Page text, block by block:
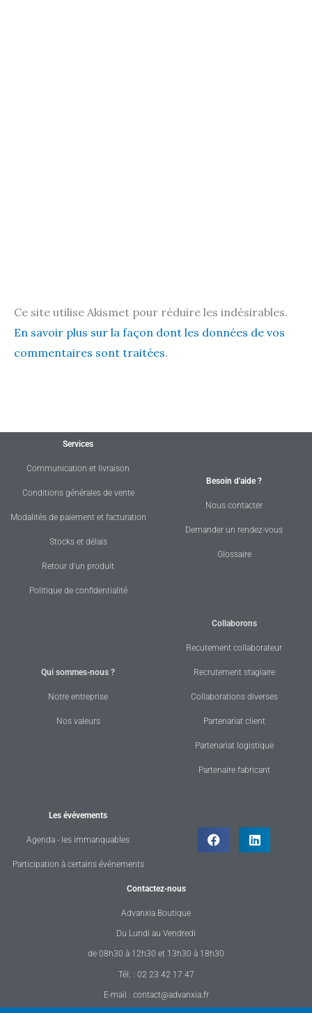
Ce site utilise Akismet pour réduire les indésirables.
En savoir plus sur la façon dont les données de vos
commentaires sont traitées.
Services
Communication et livraison
Conditions générales de vente
Modalités de paiement et facturation
Stocks et délais
Retour d'un produit
Politique de confidentialité
Besoin d'aide ?
Nous contacter
Demander un rendez-vous
Glossaire
Qui sommes-nous ?
Notre entreprise
Nos valeurs
Collaborons
Recutement collaborateur
Recrutement stagiaire
Collaborations diverses
Partenariat client
Partenariat logistique
Partenaire fabricant
Les évévements
Agenda - les immanquables
Participation à certains événements
Contactez-nous
Advanxia Boutique
Du Lundi au Vendredi
de 08h30 à 12h30 et 13h30 à 18h30
Tél. : 02 23 42 17 47
E-mail : contact@advanxia.fr